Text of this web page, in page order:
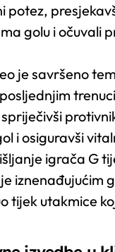
potez,
golu i očuvali
je savršeno
i osiguravši
igrača G
iznenađujućim
tijek utakmice